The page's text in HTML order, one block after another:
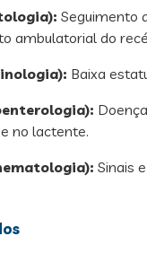
Seguimento
ambulatorial do
Baixa
no lactente.
Sinais